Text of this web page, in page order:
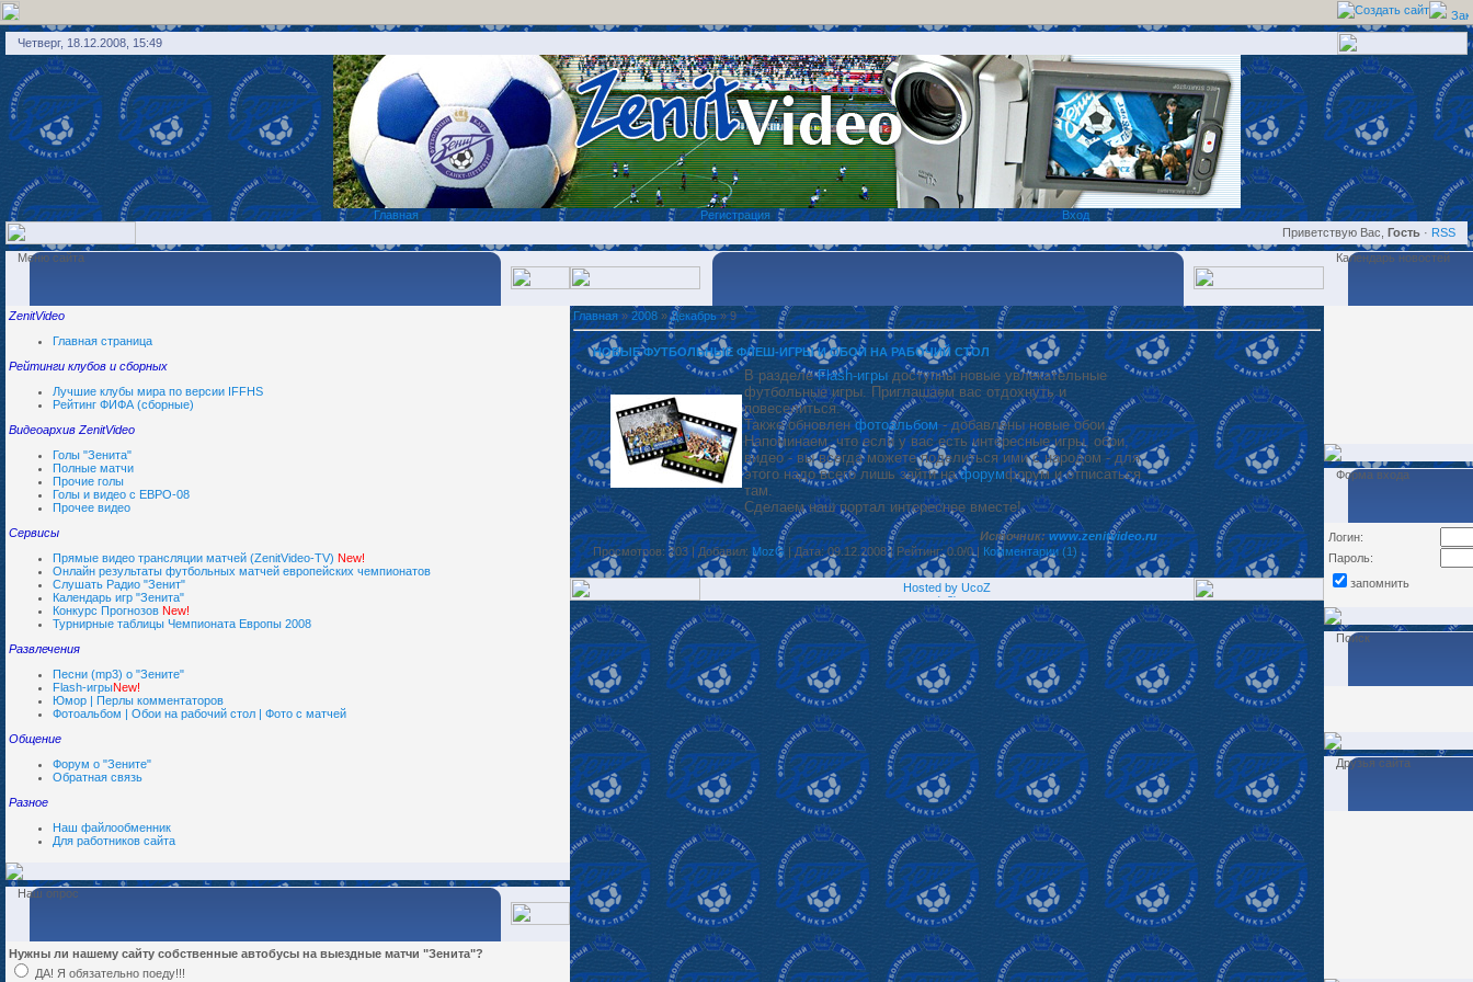
Создать сайт
Четверг, 18.12.2008, 15:49
Главная Регистрация
Вход
Приветствую Вас, Гость · RSS
Меню сайта
ZenitVideo
Главная страница
Рейтинги клубов и сборных
Лучшие клубы мира по версии IFFHS
Рейтинг ФИФА (сборные)
Видеоархив ZenitVideo
Голы "Зенита"
Полные матчи
Прочие голы
Голы и видео с ЕВРО-08
Прочее видео
Сервисы
Прямые видео трансляции матчей (ZenitVideo-TV) New!
Онлайн результаты футбольных матчей европейских чемпионатов
Слушать Радио "Зенит"
Календарь игр "Зенита"
Конкурс Прогнозов New!
Турнирные таблицы Чемпионата Европы 2008
Развлечения
Песни (mp3) о "Зените"
Flash-игрыNew!
Юмор | Перлы комментаторов
Фотоальбом | Обои на рабочий стол | Фото с матчей
Общение
Форум о "Зените"
Обратная связь
Разное
Наш файлообменник
Для работников сайта
Наш опрос
Нужны ли нашему сайту собственные автобусы на выездные матчи "Зенита"?
ДА! Я обязательно поеду!!!
Главная»2008 »Декабрь» 9
НОВЫЕ ФУТБОЛЬНЫЕ ФЛЕШ-ИГРЫ И ОБОИ НА РАБОЧИЙ СТОЛ
В разделеFlash-игры доступны новые увлекательные
футбольные игры. Приглашаем вас отдохнуть и
повеселиться.
Также обновленфотоальбом- добавлены новые обои.
Напоминаем, что если у вас есть интересные игры, обои,
видео - вы всегда можете поделиться ими с народом - для
этого надо всего лишь зайти нафорумфорум и отписаться
там.
Сделаем наш портал интереснее вместе!
Источник:www.zenitvideo.ru
Просмотров: 203 | Добавил: MozG | Дата: 09.12.2008 | Рейтинг: 0.0/0 | Комментарии (1)
Календарь новостей
Форма входа
Логин:
Пароль:
запомнить
Поиск
Друзья сайта